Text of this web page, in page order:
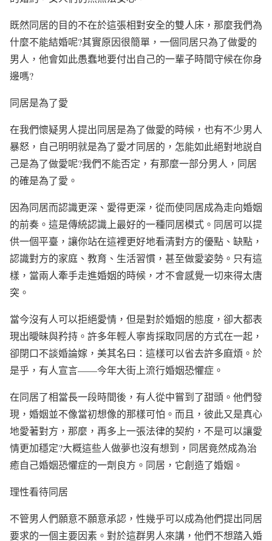
既然同居的目的不在於這張相對安全的雙人床，那麼我們為
什麼不能結婚呢?其實原因很簡單，一個同居只為了做愛的
男人，他會如此愚蠢地要付出自己的一輩子時間守候在你身
邊嗎?
同居是為了愛
在我們懷疑男人提出同居是為了做愛的時候，也有不少男人
暴怒，自己明明就是為了愛才同居的，怎能如此絕對地説自
己是為了做愛呢?我們不能否定，有那麼一部分男人，同居
的確是為了愛。
因為同居而認識更深、愛得更深，從而使同居成為走向婚姻
的前奏。這是傳統認識上最好的一種同居模式。同居可以提
供一個平臺，讓你站在這裡更好地看清對方的優點、缺點，
認識對方的家庭、教育、生活習慣，甚至做愛姿勢。只有這
樣，當兩人牽手走進婚姻的時候，才不會感覺一切來得太唐
突。
當今沒有人可以拒絕愛情，但是對於婚姻的態度，卻大都表
現出曖昧與矜持。許多年輕人寧肯採取同居的方式在一起，
卻閉口不談婚論嫁，美其名曰：這樣可以省去許多麻煩。於
是乎，有人宣言——今年大街上流行婚姻恐懼症。
在同居了相當長一段時間後，有人從中嘗到了甜頭。他們發
現，婚姻並不像當初想像的那樣可怕。而且，彼此又是真心
地愛著對方，那麼，再多上一張法律的契約，不是可以讓愛
情更加穩定?大概這些人做夢也沒有想到，同居竟然成為治
癒自己婚姻恐懼症的一劑良方。同居，它創造了婚姻。
理性看待同居
不管男人們願意不願意承認，性幾乎可以成為他們提出同居
要求的一個主要因素。對於這群男人來講，他們不想踏入婚